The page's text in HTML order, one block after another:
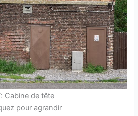
Cabine de tête
pour agrandir